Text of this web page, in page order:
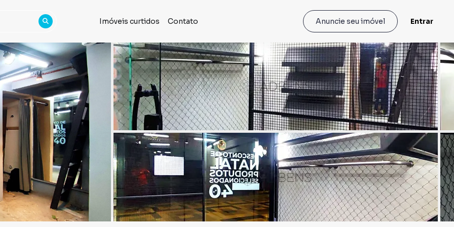
Imóveis curtidos Contato Anuncie seu imóvel Entrar